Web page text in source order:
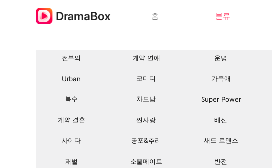
홈 분류
전부의 계약 연애 운명
Urban 코미디 가족애
복수 차도남 Super Power
계약 결혼 찐사랑 배신
사이다 공포&추리 새드 로맨스
재벌 소울메이트 반전